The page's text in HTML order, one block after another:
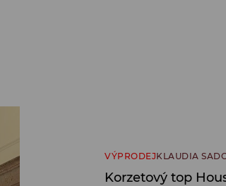
VÝPRODEJKLAUDIA
Korzetový top